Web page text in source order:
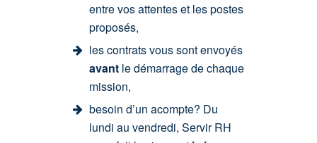
entre vos attentes et les postes
proposés,
les contrats vous sont envoyés
avantle démarrage de chaque
mission,
besoin d’un acompte? Du
lundi au vendredi, Servir RH